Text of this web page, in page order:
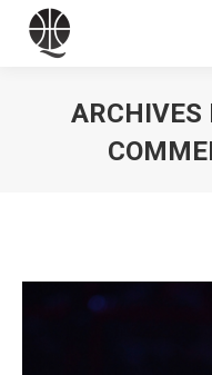
ARCHIVES